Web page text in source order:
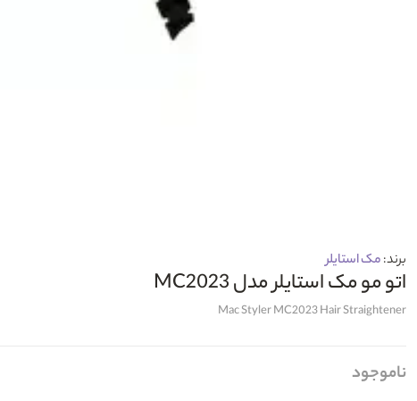
برند:مک استایلر
اتو مو مک استایلر مدل MC2023
Mac Styler MC2023 Hair Straightener
ناموجود